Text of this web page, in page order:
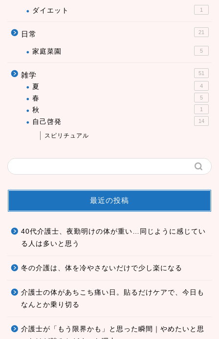
ダイエット 1
日常 21
家庭菜園 5
雑学 51
夏 4
春 5
秋 1
自己啓発 14
スピリチュアル
最近の投稿
40代介護士、夜勤明けの体が重い…同じように感じてい
る人は多いと思う
冬の介護は、体を冷やさないだけで少し楽になる
介護士の体があちこち痛い日。貼るだけケアで、今日も
なんとか乗り切る
介護士が「もう限界かも」と思った瞬間｜やめたいと思